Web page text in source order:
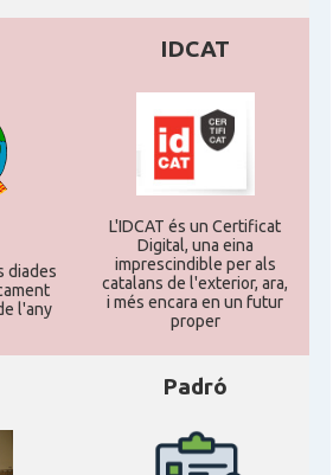
Consolat general a Hamburg
Consolat general a Munich
[München]
Consolat general a Stuttgart
espanyola a Alemanya
diades
l'any
IDCAT
L'IDCAT és un Certificat
Digital, una eina
imprescindible per als
catalans de l'exterior, ara,
i més encara en un futur
proper
Padró